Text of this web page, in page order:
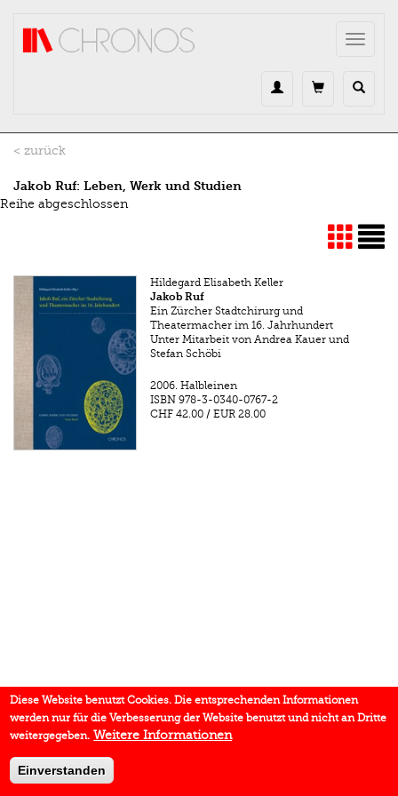
Toggle
< zurück
Jakob Ruf: Leben, Werk und Studien
Reihe abgeschlossen
Hildegard Elisabeth Keller
Jakob Ruf
Ein Zürcher Stadtchirurg und
Theatermacher im 16. Jahrhundert
Unter Mitarbeit von Andrea Kauer und
Stefan Schöbi
2006. Halbleinen
ISBN 978-3-0340-0767-2
CHF 42.00 /EUR 28.00
Diese Website benutzt Cookies. Die entsprechenden Informationen
werden nur für die Verbesserung der Website benutzt und nicht an Dritte
weitergegeben. Weitere Informationen
Einverstanden